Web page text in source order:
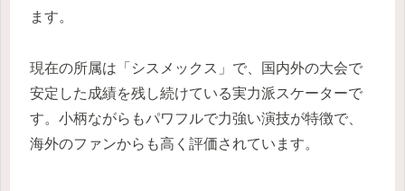
ます。
現在の所属は「シスメックス」で、国内外の大会で
安定した成績を残し続けている実力派スケーターで
す。小柄ながらもパワフルで力強い演技が特徴で、
海外のファンからも高く評価されています。